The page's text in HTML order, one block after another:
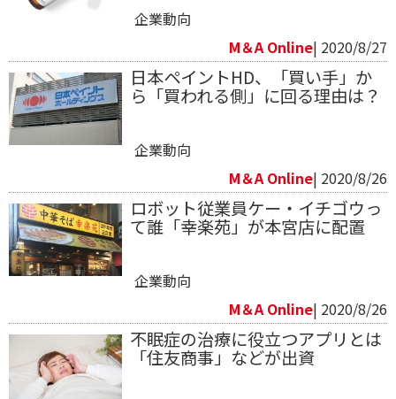
企業動向
M＆A Online| 2020/8/27
日本ペイントHD、「買い手」か
ら「買われる側」に回る理由は？
企業動向
M＆A Online| 2020/8/26
ロボット従業員ケー・イチゴウっ
て誰「幸楽苑」が本宮店に配置
企業動向
M＆A Online| 2020/8/26
不眠症の治療に役立つアプリとは
「住友商事」などが出資